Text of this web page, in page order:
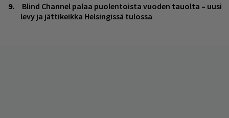
Blind Channel palaa puolentoista vuoden tauolta – uusi
levy ja jättikeikka Helsingissä tulossa